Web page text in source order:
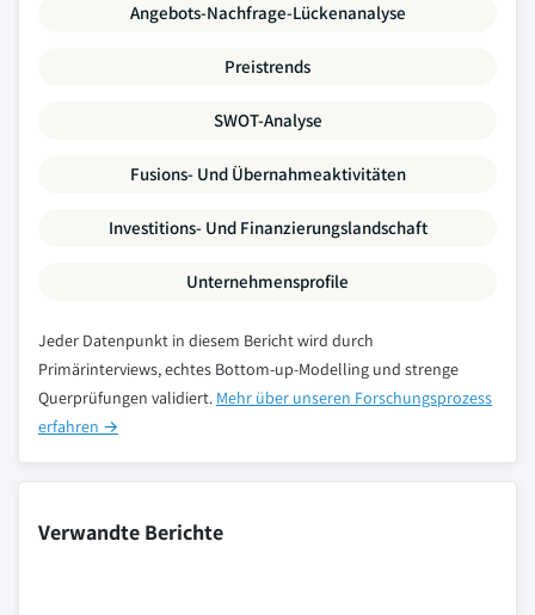
Angebots-Nachfrage-Lückenanalyse
Preistrends
SWOT-Analyse
Fusions- Und Übernahmeaktivitäten
Investitions- Und Finanzierungslandschaft
Unternehmensprofile
Jeder Datenpunkt in diesem Bericht wird durch
Primärinterviews, echtes Bottom-up-Modelling und strenge
Querprüfungen validiert. Mehr über unseren Forschungsprozess
erfahren →
Verwandte Berichte